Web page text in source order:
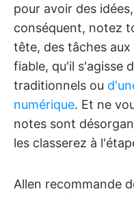
pour avoir des
conséquent, notez
tête, des tâches
fiable, qu'il s'agisse
traditionnels ou
numérique. Et ne
notes sont
les classerez à
Allen recommande